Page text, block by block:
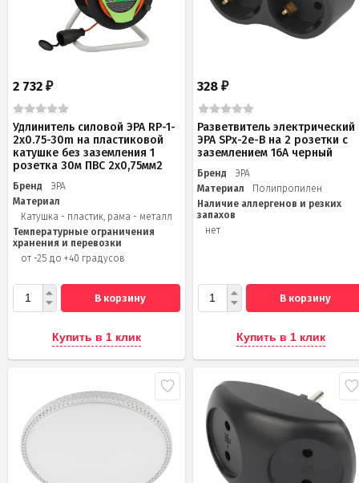
2 732 ₽
Удлинитель силовой ЭРА RP-1-
2x0.75-30m на пластиковой
катушке без заземления 1
розетка 30м ПВС 2х0,75мм2
Бренд
ЭРА
Материал
Катушка - пластик, рама - металл
Температурные ограничения
хранения и перевозки
от -25 до +40 градусов
В корзину
Купить в 1 клик
328₽
Разветвитель электрический
ЭРА SPx-2e-B на 2 розетки с
заземлением 16А черный
Бренд
ЭРА
Материал
Полипропилен
Наличие аллергенов и резких
запахов
нет
В корзину
Купить в 1 клик